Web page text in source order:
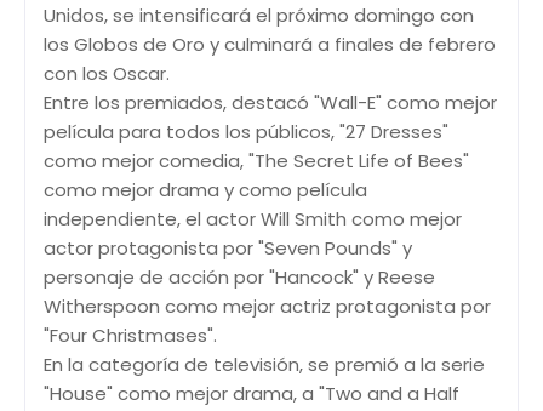
Unidos, se intensificará el próximo domingo con
los Globos de Oro y culminará a finales de febrero
con los Oscar.
Entre los premiados, destacó "Wall-E" como mejor
película para todos los públicos, "27 Dresses"
como mejor comedia, "The Secret Life of Bees"
como mejor drama y como película
independiente, el actor Will Smith como mejor
actor protagonista por "Seven Pounds" y
personaje de acción por "Hancock" y Reese
Witherspoon como mejor actriz protagonista por
"Four Christmases".
En la categoría de televisión, se premió a la serie
"House" como mejor drama, a "Two and a Half